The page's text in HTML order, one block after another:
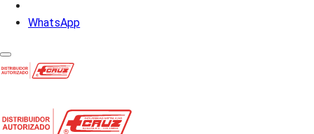
WhatsApp